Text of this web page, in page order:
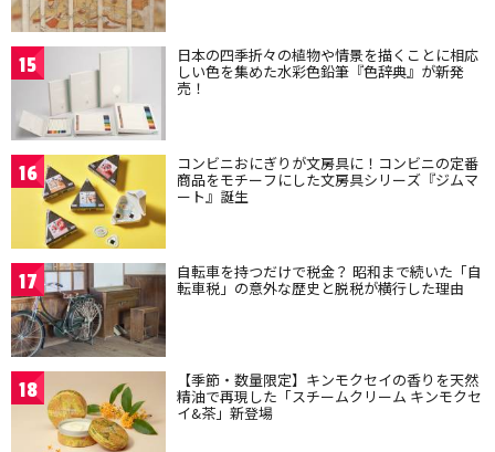
15 日本の四季折々の植物や情景を描くことに相応
しい色を集めた水彩色鉛筆『色辞典』が新発
売！
16 コンビニおにぎりが文房具に！コンビニの定番
商品をモチーフにした文房具シリーズ『ジムマ
ート』誕生
17 自転車を持つだけで税金？ 昭和まで続いた「自
転車税」の意外な歴史と脱税が横行した理由
18 【季節・数量限定】キンモクセイの香りを天然
精油で再現した「スチームクリーム キンモクセ
イ&茶」新登場